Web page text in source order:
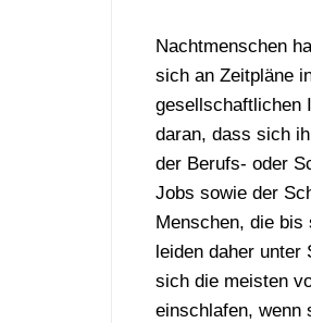
Nachtmenschen
sich an Zeitpläne
gesellschaftlichen
daran, dass sich
der Berufs- oder
Jobs sowie der
Menschen, die bis
leiden daher unter
sich die meisten
einschlafen, wenn